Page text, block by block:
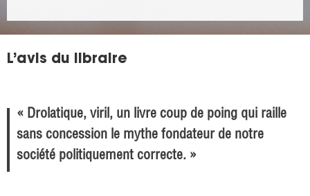
L’avis du libraire
« Drolatique, viril, un livre coup de poing qui raille
sans concession le mythe fondateur de notre
société politiquement correcte. »